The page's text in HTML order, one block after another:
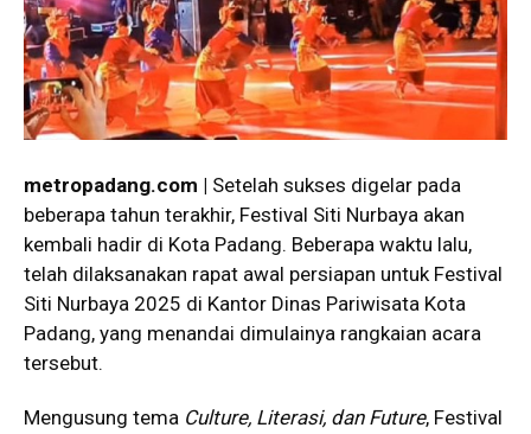
metropadang.com | Setelah sukses digelar pada
beberapa tahun terakhir, Festival Siti Nurbaya akan
kembali hadir di Kota Padang. Beberapa waktu lalu,
telah dilaksanakan rapat awal persiapan untuk Festival
Siti Nurbaya 2025 di Kantor Dinas Pariwisata Kota
Padang, yang menandai dimulainya rangkaian acara
tersebut.
Mengusung tema Culture, Literasi, dan Future, Festival